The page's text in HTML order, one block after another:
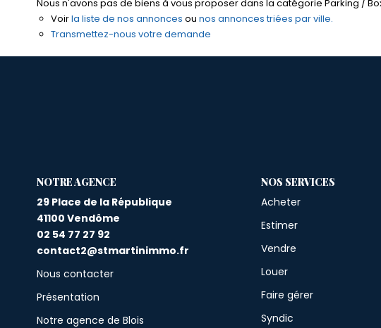
Nous n'avons pas de biens à vous proposer dans la catégorie Parking /
Voirla liste de nos annonces ou nos annonces triées par ville.
Transmettez-nous votre demande
L'AGENCE
29 Place de la République
41100 Vendôme
02 54 77 27 92
contact2@stmartinimmo.fr
Nous contacter
Présentation
Notre agence de Blois
NOS SERVICES
Acheter
Estimer
Vendre
Louer
Faire gérer
Syndic